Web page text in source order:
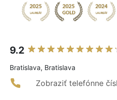
9.2
Bratislava, Bratislava
Zobraziť telefónne